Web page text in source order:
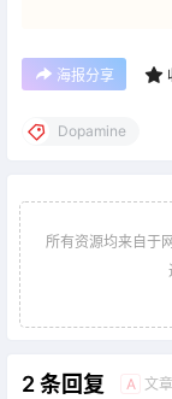
海报分享
Dopamine
所有资源均来自于
2 条回复 A 文